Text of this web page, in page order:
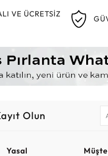
VE ÜCRETSİZ
Olun
Yasal